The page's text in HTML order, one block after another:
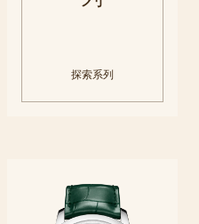
探索系列
承系列
简主义的优雅风范提升全新境界，
，礼赞线条的纯粹美感。